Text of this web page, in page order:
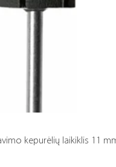
kepurėlių laikiklis 11